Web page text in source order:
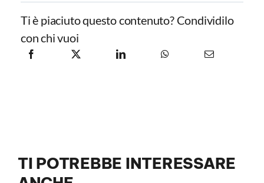
Ti è piaciuto questo contenuto? Condividilo
con chi vuoi
TI POTREBBE INTERESSARE